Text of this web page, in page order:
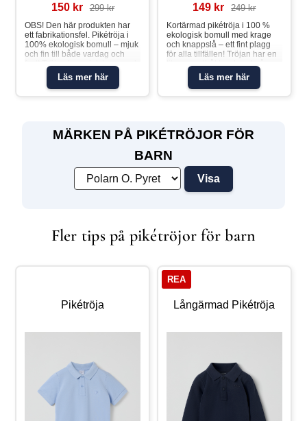
150 kr 299 kr
Läs mer här
OBS! Den här produkten har
ett fabrikationsfel. Pikétröja i
100% ekologisk bomull – mjuk
och fin till både vardag och
fest! Tröjan har mjuk krage och
knappslå fram. Denna produkt
har mindre defekter från
produktionen. Plaggen har
påverkar inte plaggets k
149 kr 249 kr
Läs mer här
Kortärmad pikétröja i 100 %
ekologisk bomull med krage
och knappslå – ett fint plagg
för alla tillfällen! Tröjan har en
liten segelbåt broderad på
bröstet och ribbad mudd i
ärmslut för skön passform.
Plagget går att
MÄRKEN PÅ PIKÉTRÖJOR FÖR
BARN
Fler tips på pikétröjor för barn
Pikétröja Långärmad Pikétröja
REA